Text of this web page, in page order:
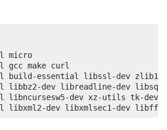
micro
make curl
build-essential libssl-dev zlib1g-
libbz2-dev libreadline-dev
libncursesw5-dev xz-utils tk-dev
libxml2-dev libxmlsec1-dev libffi-